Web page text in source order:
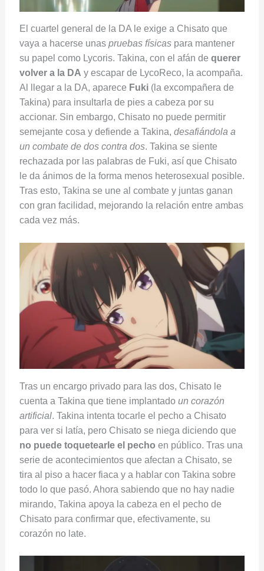
El cuartel general de la DA le exige a Chisato que
vaya a hacerse unas pruebas físicaspara mantener
su papel como Lycoris. Takina, con el afán de querer
volver a la DA y escapar de LycoReco, la acompaña.
Al llegar a la DA, aparece Fuki(la excompañera de
Takina) para insultarla de pies a cabeza por su
accionar. Sin embargo, Chisato no puede permitir
semejante cosa y defiende a Takina, desafiándola a
un combate de dos contra dos. Takina se siente
rechazada por las palabras de Fuki, así que Chisato
le da ánimos de la forma menos heterosexual posible.
Tras esto, Takina se une al combate y juntas ganan
con gran facilidad, mejorando la relación entre ambas
cada vez más.
Tras un encargo privado para las dos, Chisato le
cuenta a Takina que tiene implantado un corazón
artificial. Takina intenta tocarle el pecho a Chisato
para ver si latía, pero Chisato se niega diciendo que
no puede toquetearle el pecho en público. Tras una
serie de acontecimientos que afectan a Chisato, se
tira al piso a hacer fiaca y a hablar con Takina sobre
todo lo que pasó. Ahora sabiendo que no hay nadie
mirando, Takina apoya la cabeza en el pecho de
Chisato para confirmar que, efectivamente, su
corazón no late.